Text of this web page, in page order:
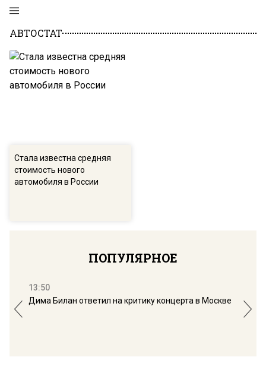
АВТОСТАТ
Стала известна средняя
стоимость нового
автомобиля в России
ПОПУЛЯРНОЕ
13:50
Дима Билан ответил на критику концерта в Москве